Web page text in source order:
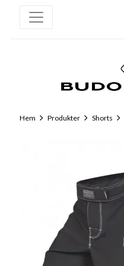
Hem Produkter Shorts